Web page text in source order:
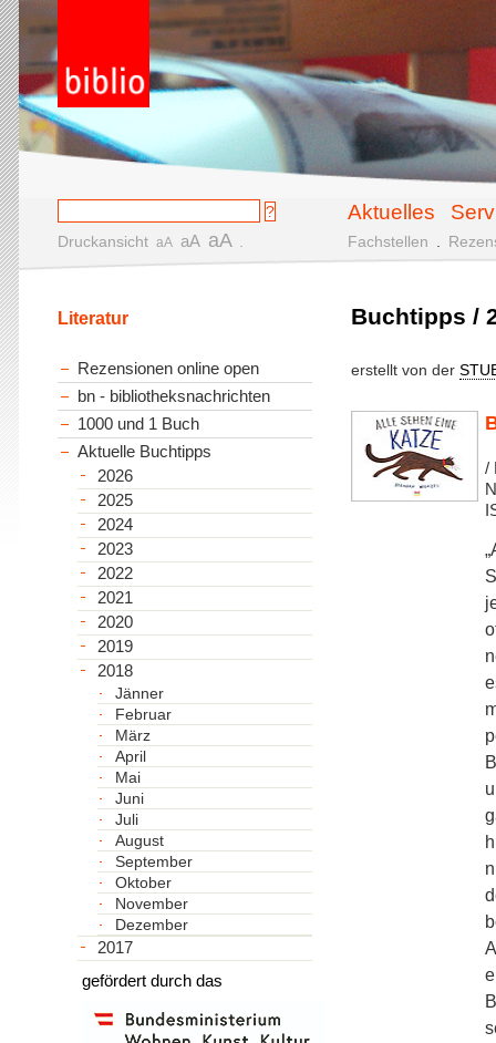
Aktuelles
Druckansicht aA aA aA Fachstellen
Buchtipps /
erstellt von der
/
Literatur
Rezensionen online open
bn - bibliotheksnachrichten
1000 und 1 Buch
Aktuelle Buchtipps
2026
2025
2024
2023
2022
2021
2020
2019
2018
Jänner
Februar
März
April
Mai
Juni
Juli
August
September
Oktober
November
Dezember
2017
gefördert durch das